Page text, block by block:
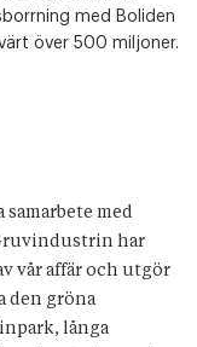
med Boliden
över 500 miljoner.
med
har
vår affär och utgör
den gröna
långa